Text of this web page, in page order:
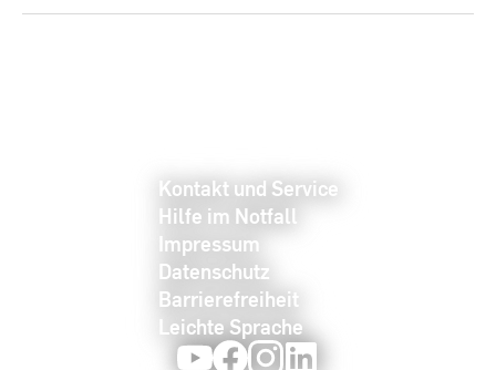
Kontakt und Service
Hilfe im Notfall
Impressum
Datenschutz
Barrierefreiheit
Leichte Sprache
YoutubeFacebookInstagram